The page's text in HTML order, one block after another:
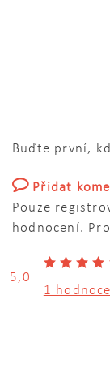
Buďte první,
Přidat
Pouze
hodnocení.
5,0
1